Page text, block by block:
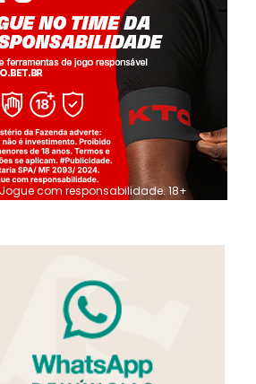
Jogue com responsabilidade. 18+